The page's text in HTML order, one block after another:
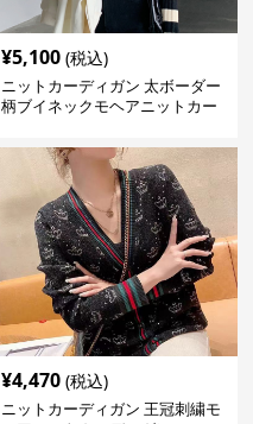
¥5,100 (税込)
ニットカーディガン 太ボーダー
柄ブイネックモヘアニットカー
¥4,470 (税込)
ニットカーディガン 王冠刺繍モ